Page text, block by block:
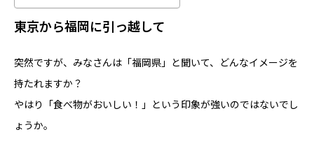
東京から福岡に引っ越して
突然ですが、みなさんは「福岡県」と聞いて、どんなイメージを
持たれますか？
やはり「食べ物がおいしい！」という印象が強いのではないでし
ょうか。